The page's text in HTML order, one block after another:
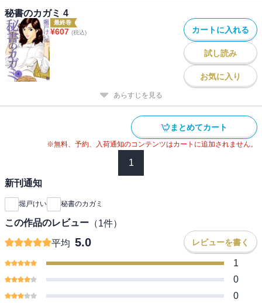
秘書のカガミ 4
最終巻
¥607 (税込) カートに入れる
試し読み
お気に入り
あらすじを見る
まとめてカート
※無料、予約、入荷通知のコンテンツはカートに追加されません。
1
新刊通知
堀戸けい 秘書のカガミ
この作品のレビュー （1件）
平均 5.0 レビューを書く
1
0
0